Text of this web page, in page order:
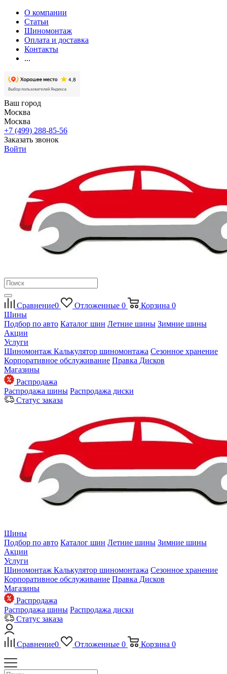
О компании
Статьи
Шиномонтаж
Оплата и доставка
Контакты
...
Ваш город
Москва
Москва
+7 (499) 288-85-56
Заказать звонок
Войти
Сравнение0 Отложенные 0 Корзина 0
Шины
Подбор по авто Каталог шин Летние шины Зимние шины
Акции
Услуги
Шиномонтаж Калькулятор шиномонтажа Сезонное хранение
Корпоративное обслуживание Правка Дисков
Магазины
Распродажа
Распродажа шины Распродажа диски
Статус заказа
Шины
Подбор по авто Каталог шин Летние шины Зимние шины
Акции
Услуги
Шиномонтаж Калькулятор шиномонтажа Сезонное хранение
Корпоративное обслуживание Правка Дисков
Магазины
Распродажа
Распродажа шины Распродажа диски
Статус заказа
Сравнение0 Отложенные 0 Корзина 0